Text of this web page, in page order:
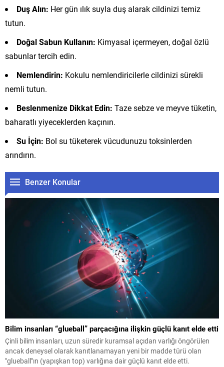
Duş Alın: Her gün ılık suyla duş alarak cildinizi temiz
tutun.
Doğal Sabun Kullanın: Kimyasal içermeyen, doğal özlü
sabunlar tercih edin.
Nemlendirin: Kokulu nemlendiricilerle cildinizi sürekli
nemli tutun.
Beslenmenize Dikkat Edin: Taze sebze ve meyve tüketin,
baharatlı yiyeceklerden kaçının.
Su İçin: Bol su tüketerek vücudunuzu toksinlerden
arındırın.
Benzer Konular
Bilim insanları “glueball” parçacığına ilişkin güçlü kanıt elde etti
Çinli bilim insanları, uzun süredir kuramsal açıdan varlığı öngörülen
ancak deneysel olarak kanıtlanamayan yeni bir madde türü olan
"glueball"ın (yapışkan top) varlığına dair güçlü kanıt elde etti.